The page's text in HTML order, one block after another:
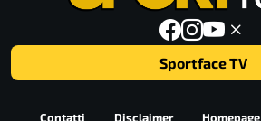
Sportface TV
Contatti Disclaimer Homepage